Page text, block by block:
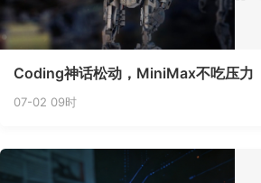
Coding神话松动，MiniMax不吃压力
07-02 09时